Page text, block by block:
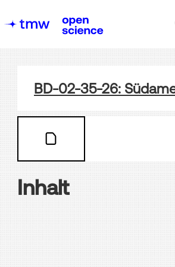
BD-02-35-26:
Inhalt